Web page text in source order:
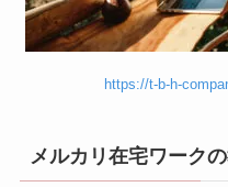
https://t-b-h-
メルカリ在宅ワーク